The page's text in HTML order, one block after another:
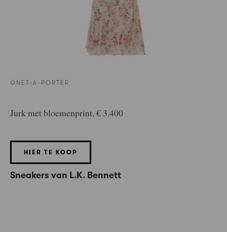
©NET-A-PORTER
Jurk met bloemenprint, € 3.400
HIER TE KOOP
Sneakers van L.K. Bennett